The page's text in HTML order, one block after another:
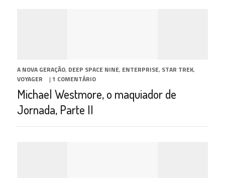
A NOVA GERAÇÃO, DEEP SPACE NINE, ENTERPRISE, STAR TREK,
VOYAGER
| 1 COMENTÁRIO
Michael Westmore, o maquiador de
Jornada, Parte II